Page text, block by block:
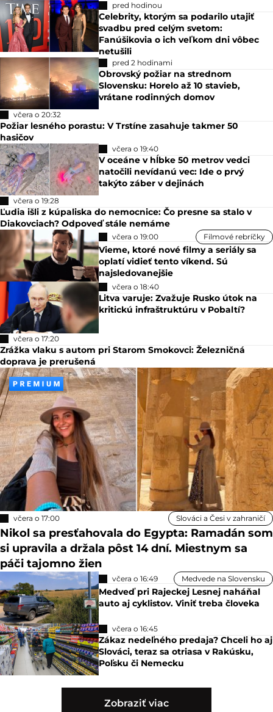
pred hodinou
Celebrity, ktorým sa podarilo utajiť
svadbu pred celým svetom:
Fanúšikovia o ich veľkom dni vôbec
netušili
pred 2 hodinami
Obrovský požiar na strednom
Slovensku: Horelo až 10 stavieb,
vrátane rodinných domov
včera o 20:32
Požiar lesného porastu: V Trstíne zasahuje takmer 50
hasičov
včera o 19:40
V oceáne v hĺbke 50 metrov vedci
natočili nevídanú vec: Ide o prvý
takýto záber v dejinách
včera o 19:28
Ľudia išli z kúpaliska do nemocnice: Čo presne sa stalo v
Diakovciach? Odpoveď stále nemáme
včera o 19:00 Filmové rebríčky
Vieme, ktoré nové filmy a seriály sa
oplatí vidieť tento víkend. Sú
najsledovanejšie
včera o 18:40
Litva varuje: Zvažuje Rusko útok na
kritickú infraštruktúru v Pobaltí?
včera o 17:20
Zrážka vlaku s autom pri Starom Smokovci: Železničná
doprava je prerušená
včera o 17:00 Slováci a Česi v zahraničí
Nikol sa presťahovala do Egypta: Ramadán som
si upravila a držala pôst 14 dní. Miestnym sa
páči tajomno žien
včera o 16:49 Medvede na Slovensku
Medveď pri Rajeckej Lesnej naháňal
auto aj cyklistov. Viniť treba človeka
včera o 16:45
Zákaz nedeľného predaja? Chceli ho aj
Slováci, teraz sa otriasa v Rakúsku,
Poľsku či Nemecku
Zobraziť viac